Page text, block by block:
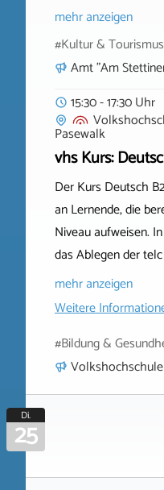
mehr anzeigen
#Kultur &
Amt "Am
15:30 - 17:30 Uhr
Pasewalk
vhs Kurs:
Der Kurs Deutsch
an Lernende, die
Niveau aufweisen.
das Ablegen der
mehr anzeigen
Weitere
#Bildung &
Di.
25